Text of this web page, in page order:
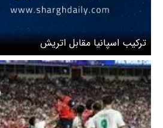
ترکیب اسپانیا مقابل اتریش